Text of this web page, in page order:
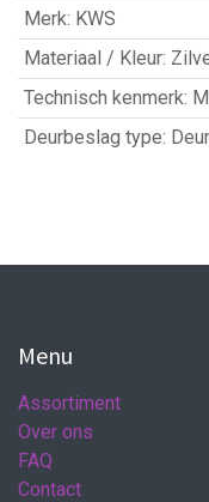
Merk: KWS
Materiaal / Kleur:
Technisch kenmerk:
Deurbeslag type:
Menu
Assortiment
Over ons
FAQ
Contact